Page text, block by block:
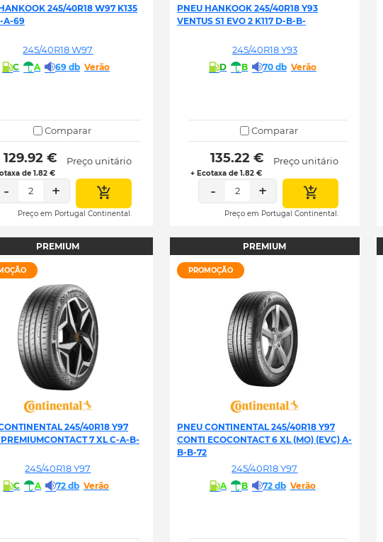
245/40R18 W97 K135
A-69
245/40R18 W97
C A 69 db Verão
Comparar
129.92 €
de 1.82 €
Preço unitário
- 2 +
Preço em Portugal Continental.
PNEU HANKOOK 245/40R18 Y93
VENTUS S1 EVO 2 K117 D-B-B-
245/40R18 Y93
D B 70 db Verão
Comparar
135.22 €
+ Ecotaxa de 1.82 €
Preço unitário
- 2 +
Preço em Portugal Continental.
PREMIUM
245/40R18 Y97
7 XL C-A-B-
245/40R18 Y97
C A 72 db Verão
PREMIUM
PROMOÇÃO
PNEU CONTINENTAL 245/40R18 Y97
CONTI ECOCONTACT 6 XL (MO) (EVC) A-
B-B-72
245/40R18 Y97
A B 72 db Verão